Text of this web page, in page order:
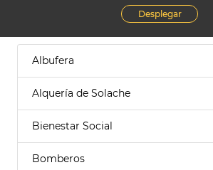
Desplegar
Albufera
Alquería de Solache
Bienestar Social
Bomberos